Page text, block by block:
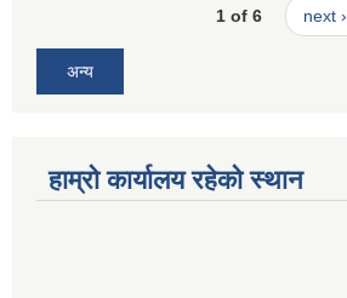
1 of 6 next ›
अन्य
हाम्रो कार्यालय रहेको स्थान